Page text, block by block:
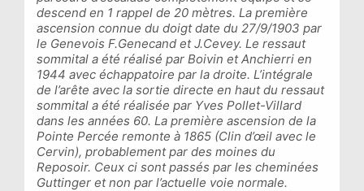
descend en 1 rappel de 20 mètres. La première
ascension connue du doigt date du 27/9/1903 par
le Genevois F.Genecand et J.Cevey. Le ressaut
sommital a été réalisé par Boivin et Anchierri en
1944 avec échappatoire par la droite. L’intégrale
de l’arête avec la sortie directe en haut du ressaut
sommital a été réalisée par Yves Pollet-Villard
dans les années 60. La première ascension de la
Pointe Percée remonte à 1865 (Clin d’œil avec le
Cervin), probablement par des moines du
Reposoir. Ceux ci sont passés par les cheminées
Guttinger et non par l’actuelle voie normale.